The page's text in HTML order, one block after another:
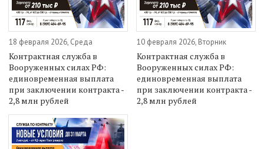
18 февраля 2026, Среда
Контрактная служба в
Вооруженных силах РФ:
единовременная выплата
при заключении контракта -
2,8 млн рублей
10 февраля 2026, Вторник
Контрактная служба в
Вооруженных силах РФ:
единовременная выплата
при заключении контракта -
2,8 млн рублей